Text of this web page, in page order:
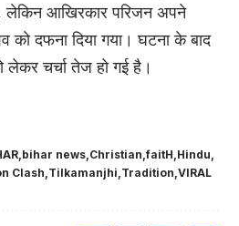
आखिरकार परिजन अपने
दफना दिया गया। घटना के बाद
लेकर चर्चा तेज हो गई है।
bihar news Christian faitH Hindu
Clash Tilkamanjhi Tradition VIRAL